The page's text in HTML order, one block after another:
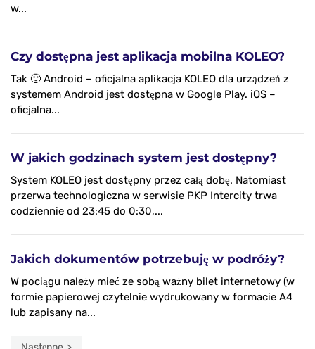
w...
Czy dostępna jest aplikacja mobilna KOLEO?
Tak 🙂 Android – oficjalna aplikacja KOLEO dla urządzeń z
systemem Android jest dostępna w Google Play. iOS –
oficjalna...
W jakich godzinach system jest dostępny?
System KOLEO jest dostępny przez całą dobę. Natomiast
przerwa technologiczna w serwisie PKP Intercity trwa
codziennie od 23:45 do 0:30,...
Jakich dokumentów potrzebuję w podróży?
W pociągu należy mieć ze sobą ważny bilet internetowy (w
formie papierowej czytelnie wydrukowany w formacie A4
lub zapisany na...